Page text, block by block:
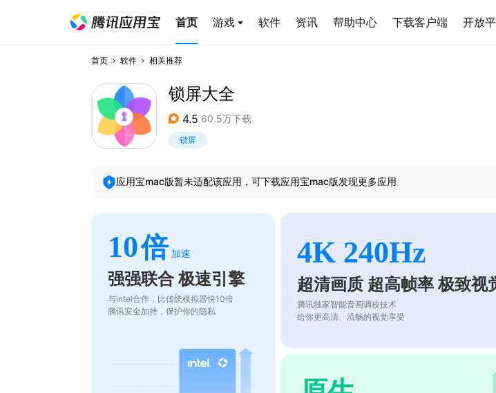
首页 游戏 软件 资讯 帮助中心 下载客户端 开放
首页 软件 相关推荐
锁屏大全
4.5 60.5万下载
锁屏
应用宝mac版暂未适配该应用，可下载应用宝mac版发现更多应用
10倍 加速
强强联合 极速引擎
与intel合作，比传统模拟器快10倍
腾讯安全加持，保护你的隐私
4K 240Hz
超清画质 超高帧率 极致视
腾讯独家智能音画调校技术
给你更高清、流畅的视觉享受